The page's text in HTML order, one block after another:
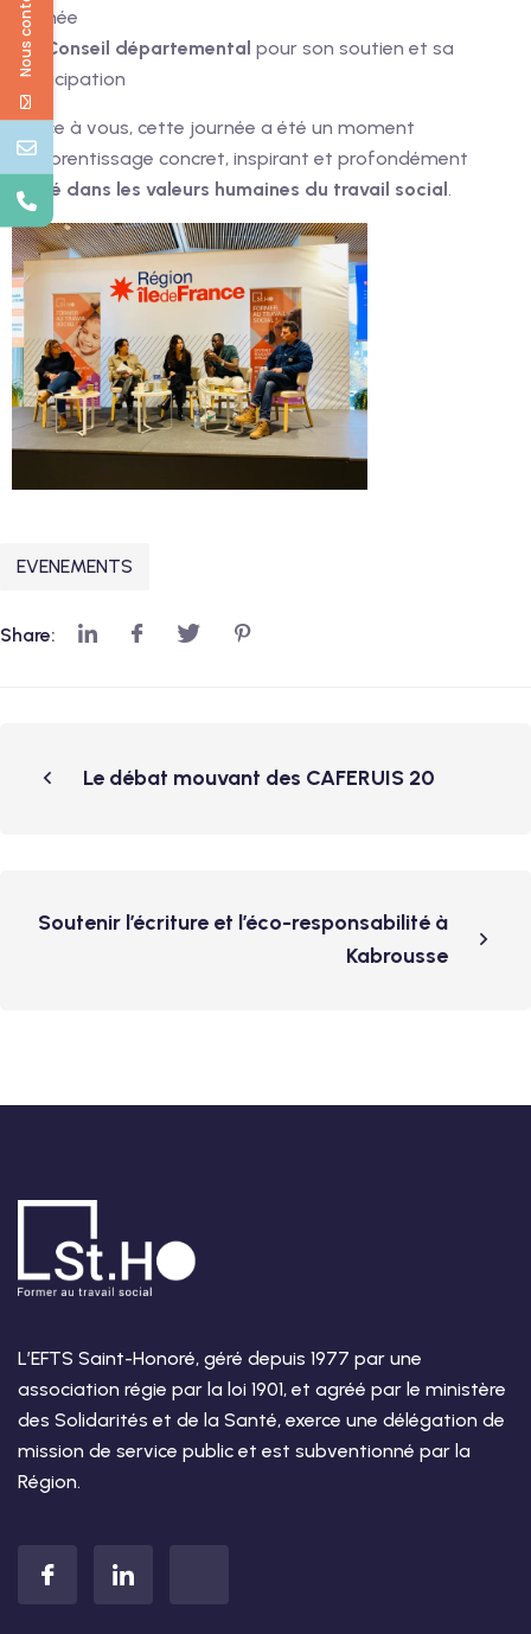
journée
• Le
Conseil départemental pour son soutien et sa
participation
Grâce à vous, cette journée a été un moment
d’apprentissage concret, inspirant et profondément
ancré dans les valeurs humaines du travail social.
EVENEMENTS
Share:
Le débat mouvant des CAFERUIS 20
Soutenir l’écriture et l’éco-responsabilité à
Kabrousse
L’EFTS Saint-Honoré, géré depuis 1977 par une
association régie par la loi 1901, et agréé par le ministère
des Solidarités et de la Santé, exerce une délégation de
mission de service public et est subventionné par la
Région.